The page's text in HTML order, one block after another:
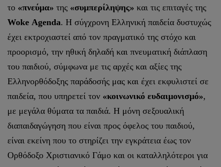
το «πνεύμα» της «συμπερίληψης» και τις επιταγές της
Woke Agenda. Η σύγχρονη Ελληνική παιδεία δυστυχώς
έχει εκτροχιαστεί από τον πραγματικό της στόχο και
προορισμό, την ηθική δηλαδή και πνευματική διάπλαση
του παιδιού, σύμφωνα με τις αρχές και αξίες της
Ελληνορθόδοξης παράδοσής μας και έχει εκφυλιστεί σε
παιδεία, που υπηρετεί τον «κοινωνικό ευδαιμονισμό»,
με μεγάλα θύματα τα παιδιά. Η μόνη σεξουαλική
διαπαιδαγώγηση που είναι προς όφελος του παιδιού,
είναι εκείνη που το στηρίζει την εγκράτεια έως τον
Ορθόδοξο Χριστιανικό Γάμο και οι καταλληλότεροι για